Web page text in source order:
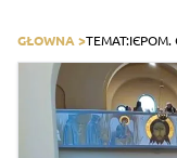
GŁOWNA >TEMAT: